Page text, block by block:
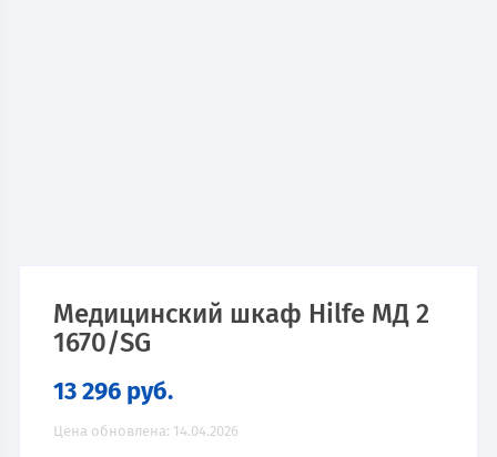
Медицинский шкаф Hilfe МД 2
1670/SG
13 296 руб.
Цена обновлена: 14.04.2026